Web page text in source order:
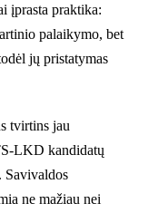
įprasta praktika:
palaikymo, bet
jų pristatymas
tvirtins jau
LKD kandidatų
Savivaldos
ne mažiau nei